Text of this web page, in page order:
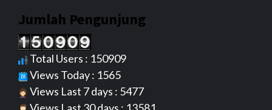
Jumlah Pengunjung
Total Users : 150909
Views Today : 1565
Views Last 7 days : 5477